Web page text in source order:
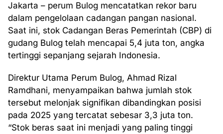
Jakarta – perum Bulog mencatatkan rekor baru
dalam pengelolaan cadangan pangan nasional.
Saat ini, stok Cadangan Beras Pemerintah (CBP) di
gudang Bulog telah mencapai 5,4 juta ton, angka
tertinggi sepanjang sejarah Indonesia.
Direktur Utama Perum Bulog, Ahmad Rizal
Ramdhani, menyampaikan bahwa jumlah stok
tersebut melonjak signifikan dibandingkan posisi
pada 2025 yang tercatat sebesar 3,3 juta ton.
“Stok beras saat ini menjadi yang paling tinggi